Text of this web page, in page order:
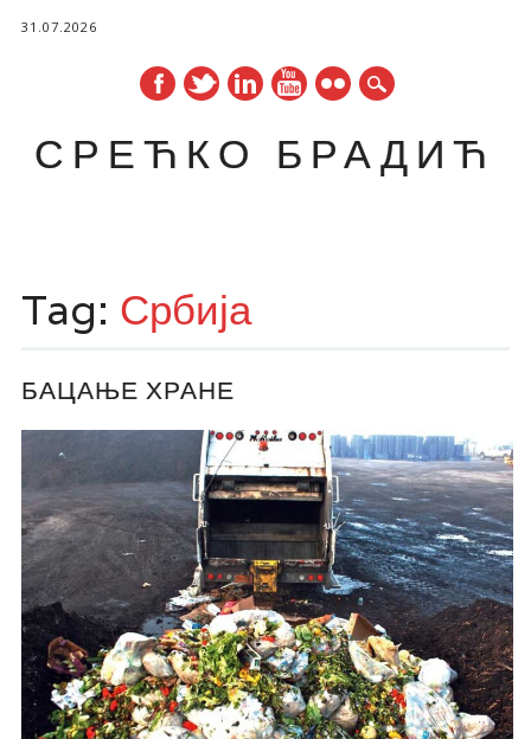
31.07.2026
СРЕЋКО БРАДИЋ
content
Tag: Србија
БАЦАЊЕ ХРАНЕ